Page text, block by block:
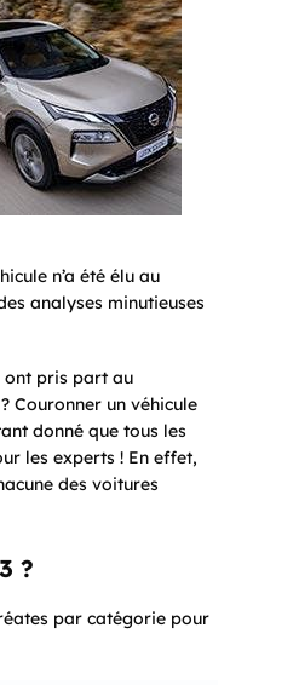
n’a été élu au
analyses minutieuses
ont pris part au
Couronner un véhicule
donné que tous les
les experts ! En effet,
des voitures
?
par catégorie pour